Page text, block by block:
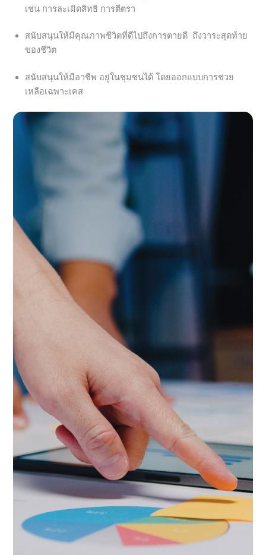
เช่น การละเมิดสิทธิ การตีตรา
สนับสนุนให้มีคุณภาพชีวิตที่ดีไปถึงการตายดี ถึงวาระสุดท้าย
ของชีวิต
สนับสนุนให้มีอาชีพ อยู่ในชุมชนได้ โดยออกแบบการช่วย
เหลือเฉพาะเคส